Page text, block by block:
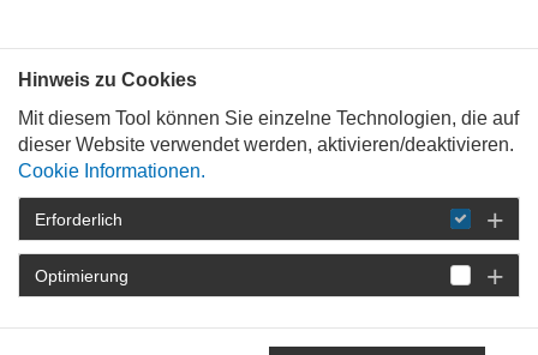
STARTSEITE
FORTBILDUNG
DETAIL
Hinweis zu Cookies
Mit diesem Tool können Sie einzelne Technologien, die auf
dieser Website verwendet werden, aktivieren/deaktivieren.
Cookie Informationen.
Erforderlich
Optimierung